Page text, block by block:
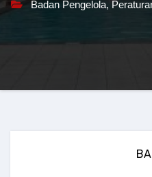
Badan Pengelola,